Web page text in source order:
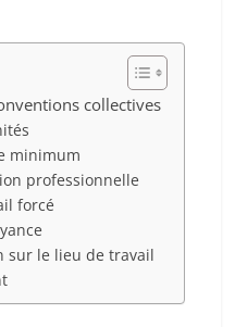
collectives
minimum
professionnelle
forcé
sur le lieu de travail